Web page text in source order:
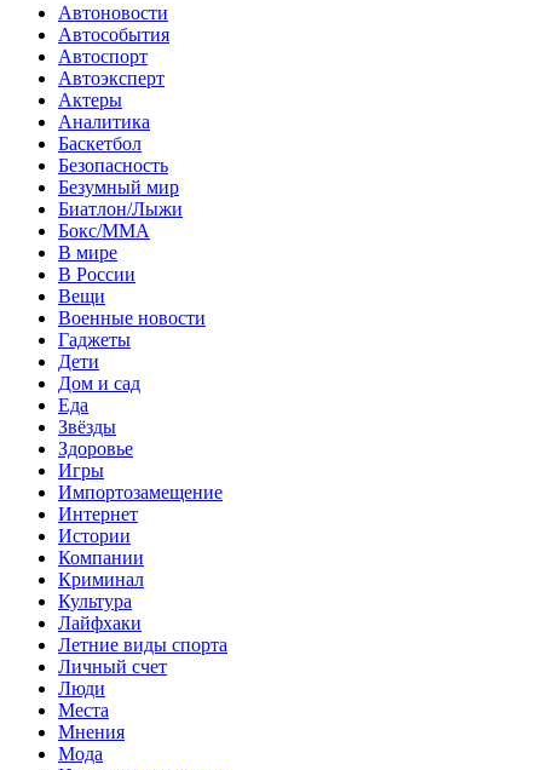
Автоновости
Автособытия
Автоспорт
Автоэксперт
Актеры
Аналитика
Баскетбол
Безопасность
Безумный мир
Биатлон/Лыжи
Бокс/MMA
В мире
В России
Вещи
Военные новости
Гаджеты
Дети
Дом и сад
Еда
Звёзды
Здоровье
Игры
Импортозамещение
Интернет
Истории
Компании
Криминал
Культура
Лайфхаки
Летние виды спорта
Личный счет
Люди
Места
Мнения
Мода